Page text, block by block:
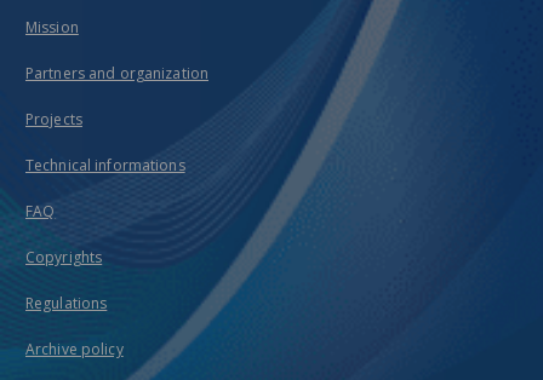
Mission
Partners and organization
Projects
Technical informations
FAQ
Copyrights
Regulations
Archive policy